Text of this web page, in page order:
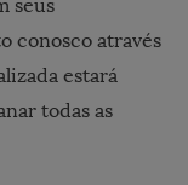
seus
conosco através
estará
todas as